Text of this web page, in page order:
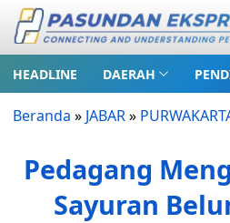
HEADLINE DAERAH
Beranda » JABAR»
Pedagang
Sayuran